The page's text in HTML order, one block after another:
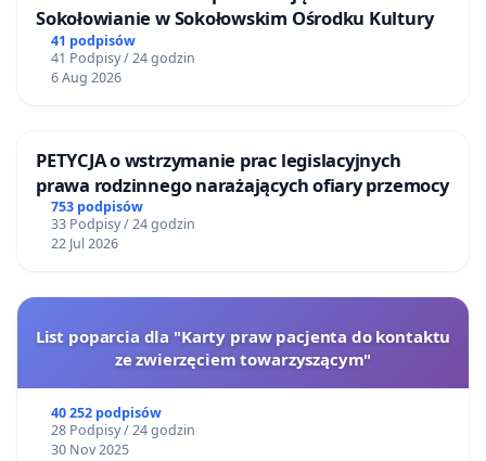
Sokołowianie w Sokołowskim Ośrodku Kultury
41 podpisów
41 Podpisy / 24 godzin
6 Aug 2026
PETYCJA o wstrzymanie prac legislacyjnych
prawa rodzinnego narażających ofiary przemocy
753 podpisów
33 Podpisy / 24 godzin
22 Jul 2026
List poparcia dla "Karty praw pacjenta do kontaktu
ze zwierzęciem towarzyszącym"
40 252 podpisów
28 Podpisy / 24 godzin
30 Nov 2025